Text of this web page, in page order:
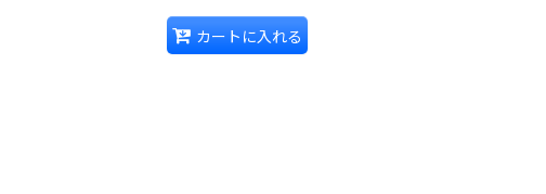
カートに入れる